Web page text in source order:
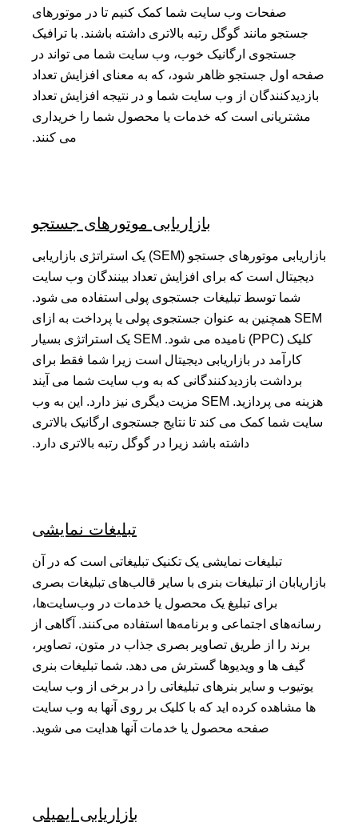
صفحات وب سایت شما کمک کنیم تا در موتورهای
جستجو مانند گوگل رتبه بالاتری داشته باشند. با ترافیک
جستجوی ارگانیک خوب، وب سایت شما می تواند در
صفحه اول جستجو ظاهر شود، که به معنای افزایش تعداد
بازدیدکنندگان از وب سایت شما و در نتیجه افزایش تعداد
مشتریانی است که خدمات یا محصول شما را خریداری
می کنند.
بازاریابی موتورهای جستجو
بازاریابی موتورهای جستجو (SEM) یک استراتژی بازاریابی
دیجیتال است که برای افزایش تعداد بینندگان وب سایت
شما توسط تبلیغات جستجوی پولی استفاده می شود.
SEM همچنین به عنوان جستجوی پولی یا پرداخت به ازای
کلیک (PPC) نامیده می شود. SEM یک استراتژی بسیار
کارآمد در بازاریابی دیجیتال است زیرا شما فقط برای
برداشت بازدیدکنندگانی که به وب سایت شما می آیند
هزینه می پردازید. SEM مزیت دیگری نیز دارد. این به وب
سایت شما کمک می کند تا نتایج جستجوی ارگانیک بالاتری
داشته باشد زیرا در گوگل رتبه بالاتری دارد.
تبلیغات نمایشی
تبلیغات نمایشی یک تکنیک تبلیغاتی است که در آن
بازاریابان از تبلیغات بنری با سایر قالب‌های تبلیغات بصری
برای تبلیغ یک محصول یا خدمات در وب‌سایت‌ها،
رسانه‌های اجتماعی و برنامه‌ها استفاده می‌کنند. آگاهی از
برند را از طریق تصاویر بصری جذاب در متون، تصاویر،
گیف ها و ویدیوها گسترش می دهد. شما تبلیغات بنری
یوتیوب و سایر بنرهای تبلیغاتی را در برخی از وب سایت
ها مشاهده کرده اید که با کلیک بر روی آنها به وب سایت
صفحه محصول یا خدمات آنها هدایت می شوید.
بازاریابی ایمیلی